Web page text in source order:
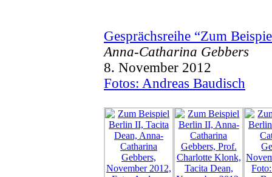
Gesprächsreihe “Zum
Anna-Catharina Gebbers
8. November 2012
Fotos: Andreas Baudisch